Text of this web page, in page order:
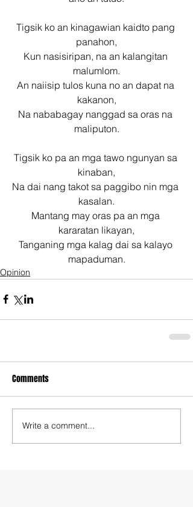
Tigsik ko an kinagawian kaidto pang
panahon,
Kun nasisiripan, na an kalangitan
malumlom.
An naiisip tulos kuna no an dapat na
kakanon,
Na nababagay nanggad sa oras na
maliputon.
Tigsik ko pa an mga tawo ngunyan sa
kinaban,
Na dai nang takot sa paggibo nin mga
kasalan.
Mantang may oras pa an mga
kararatan likayan,
Tanganing mga kalag dai sa kalayo
mapaduman.
Opinion
Comments
Write a comment...